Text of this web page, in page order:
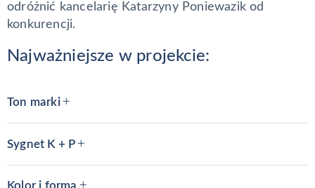
odróżnić kancelarię Katarzyny Poniewazik od
konkurencji.
Najważniejsze w projekcie:
Ton marki
Sygnet K + P